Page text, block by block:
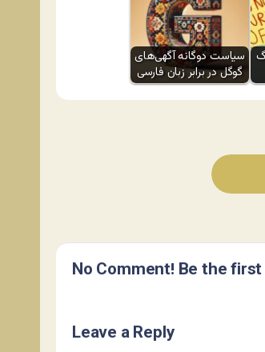
سیاست دوگانه آگهی‌های
گوگل در برابر زبان فارسی
No Comment! Be the
Leave a Reply